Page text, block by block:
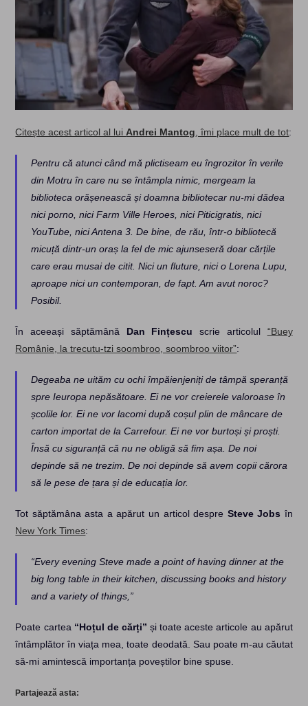
Citește acest articol al lui Andrei Mantog , îmi place mult de tot:
Pentru că atunci când mă plictiseam eu îngrozitor în verile
din Motru în care nu se întâmpla nimic, mergeam la
biblioteca orășenească și doamna bibliotecar nu-mi dădea
nici porno, nici Farm Ville Heroes, nici Piticigratis, nici
YouTube, nici Antena 3. De bine, de rău, într-o bibliotecă
micuță dintr-un oraș la fel de mic ajunseseră doar cărțile
care erau musai de citit. Nici un fluture, nici o Lorena Lupu,
aproape nici un contemporan, de fapt. Am avut noroc?
Posibil.
În aceeași săptămână Dan Fințescu scrie articolul “Buey
Românie, la trecutu-tzi soombroo, soombroo viitor”:
Degeaba ne uităm cu ochi împăienjeniți de tâmpă speranță
spre Ieuropa nepăsătoare. Ei ne vor creierele valoroase în
școlile lor. Ei ne vor lacomi după coșul plin de mâncare de
carton importat de la Carrefour. Ei ne vor burtoși și proști.
Însă cu siguranță că nu ne obligă să fim așa. De noi
depinde să ne trezim. De noi depinde să avem copii cărora
să le pese de țara și de educația lor.
Tot săptămâna asta a apărut un articol despre Steve Jobs în
New York Times:
“Every evening Steve made a point of having dinner at the
big long table in their kitchen, discussing books and history
and a variety of things,”
Poate cartea “Hoțul de cărți” și toate aceste articole au apărut
întâmplător în viața mea, toate deodată. Sau poate m-au căutat
să-mi amintescă importanța poveștilor bine spuse.
Partajează asta: